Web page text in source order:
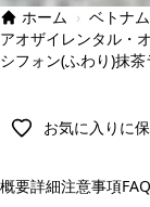
ホーム › ベトナ
アオザイレンタル・
シフォン(ふわり)抹
お気に入りに
概要詳細注意事項FAQ